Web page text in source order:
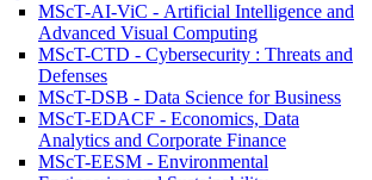
MScT-AI-ViC - Artificial Intelligence and
Advanced Visual Computing
MScT-CTD - Cybersecurity : Threats and
Defenses
MScT-DSB - Data Science for Business
MScT-EDACF - Economics, Data
Analytics and Corporate Finance
MScT-EESM - Environmental